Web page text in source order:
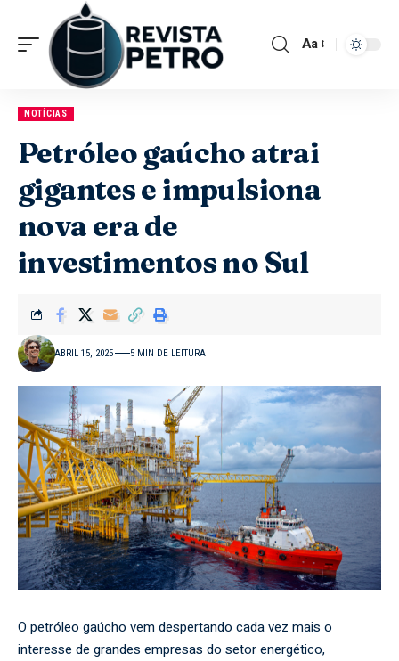
Aa
NOTÍCIAS
Petróleo gaúcho atrai
gigantes e impulsiona
nova era de
investimentos no Sul
ABRIL 15, 2025 5 MIN DE LEITURA
O petróleo gaúcho vem despertando cada vez mais o
interesse de grandes empresas do setor energético,